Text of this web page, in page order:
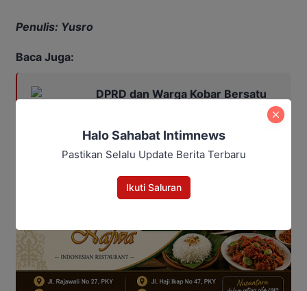
Penulis: Yusro
Baca Juga:
DPRD dan Warga Kobar Bersatu
Halo Sahabat Intimnews
Pastikan Selalu Update Berita Terbaru
Ikuti Saluran